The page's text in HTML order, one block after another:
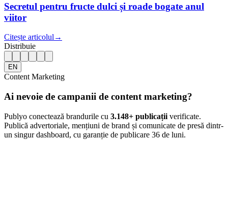
Secretul pentru fructe dulci și roade bogate anul
viitor
Citește articolul →
Distribuie
EN
Content Marketing
Ai nevoie de campanii de content marketing?
Publyo conectează brandurile cu 3.148+ publicații verificate.
Publică advertoriale, mențiuni de brand și comunicate de presă dintr-
un singur dashboard, cu garanție de publicare 36 de luni.